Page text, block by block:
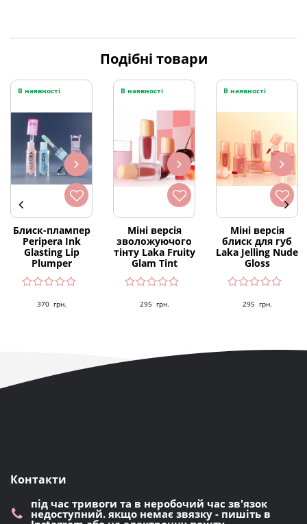
Подібні товари
В наявності
Блиск-плампер
Peripera Ink
Glasting Lip
Plumper
370 грн.
В наявності
Міні версія
зволожуючого
тінту Laka Fruity
Glam Tint
295 грн.
В наявності
Міні версія
блиск для губ
Laka Jelling Nude
Gloss
295 грн.
Контакти
під час тривоги та в неробочий час зв'язок
недоступний. якщо немає звязку - пишіть в